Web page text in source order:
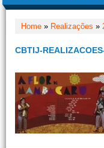
Home » Realizações »
CBTIJ-